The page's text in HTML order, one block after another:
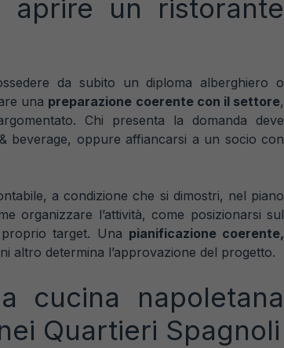
aprire un ristorante
da subito un diploma alberghiero o
una preparazione coerente con il settore,
Chi presenta la domanda deve
beverage, oppure affiancarsi a un socio con
a condizione che si dimostri, nel piano
organizzare l’attività, come posizionarsi sul
target. Una pianificazione coerente,
altro determina l’approvazione del progetto.
cucina napoletana
Quartieri Spagnoli